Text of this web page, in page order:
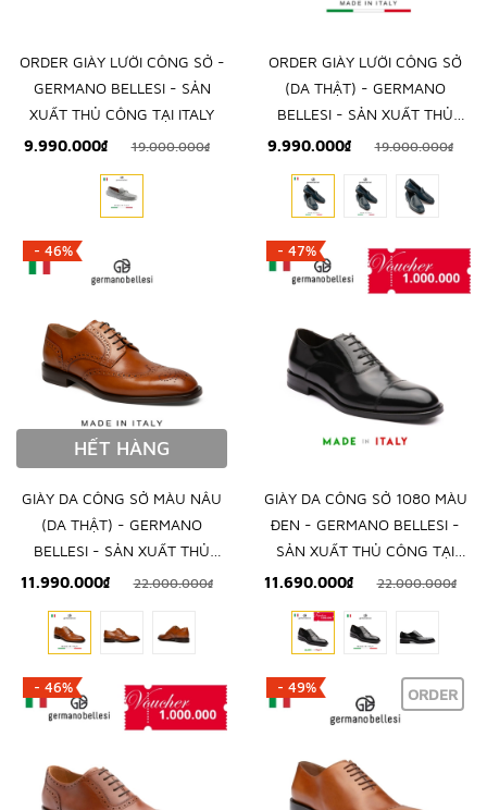
ORDER GIÀY LƯỜI CÔNG SỞ -
GERMANO BELLESI - SẢN
XUẤT THỦ CÔNG TẠI ITALY
9.990.000₫
19.000.000₫
ORDER GIÀY LƯỜI CÔNG SỞ
(DA THẬT) - GERMANO
BELLESI - SẢN XUẤT THỦ
CÔNG TẠI ITALY
9.990.000₫ 19.000.000₫
- 46%
HẾT HÀNG
GIÀY DA CÔNG SỞ MÀU NÂU
(DA THẬT) - GERMANO
BELLESI - SẢN XUẤT THỦ
CÔNG TẠI ITALY
11.990.000₫ 22.000.000₫
- 47%
GIÀY DA CÔNG SỞ 1080 MÀU
ĐEN - GERMANO BELLESI -
SẢN XUẤT THỦ CÔNG TẠI
ITALY
11.690.000₫ 22.000.000₫
- 46% - 49% ORDER